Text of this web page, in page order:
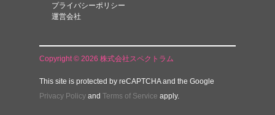
プライバシーポリシー
運営会社
Copyright © 2026 株式会社スペクトラム
This site is protected by reCAPTCHA and the Google
Privacy Policy and Terms of Service apply.